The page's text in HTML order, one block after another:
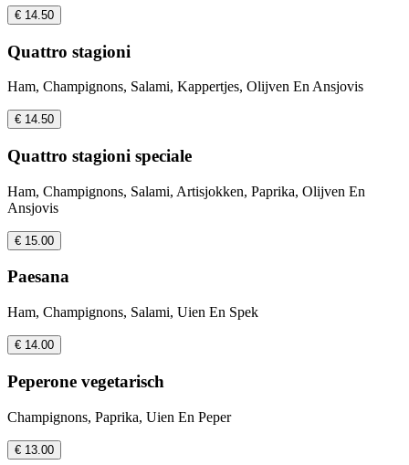
€ 14.50
Quattro stagioni
Ham, Champignons, Salami, Kappertjes, Olijven En Ansjovis
€ 14.50
Quattro stagioni speciale
Ham, Champignons, Salami, Artisjokken, Paprika, Olijven En
Ansjovis
€ 15.00
Paesana
Ham, Champignons, Salami, Uien En Spek
€ 14.00
Peperone vegetarisch
Champignons, Paprika, Uien En Peper
€ 13.00